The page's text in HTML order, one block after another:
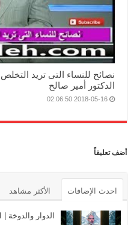
نصائح للنساء التى تريد
الدكتور أمير صالح
2018-05-16 02:06:50
أضف تعليقاً
احدث الإضافات الأكثر مشاهد
الدوار